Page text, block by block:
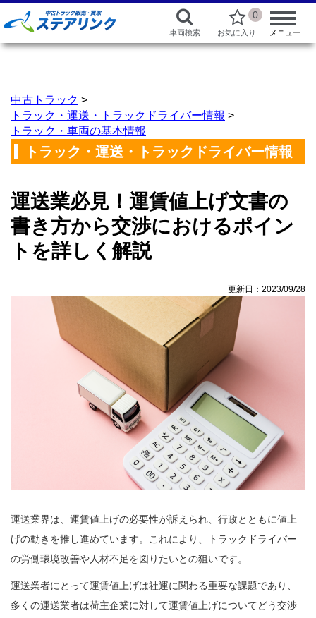
車両検索
0
お気に入り メニュー
中古トラック >
トラック・運送・トラックドライバー情報 >
トラック・車両の基本情報
トラック・運送・トラックドライバー情報
運送業必見！運賃値上げ文書の
書き方から交渉におけるポイン
トを詳しく解説
更新日：2023/09/28
運送業界は、運賃値上げの必要性が訴えられ、行政とともに値上
げの動きを推し進めています。これにより、トラックドライバー
の労働環境改善や人材不足を図りたいとの狙いです。
運送業者にとって運賃値上げは社運に関わる重要な課題であり、
多くの運送業者は荷主企業に対して運賃値上げについてどう交渉